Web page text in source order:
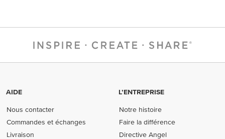
AIDE
Nous contacter
Commandes et échanges
Livraison
L’ENTREPRISE
Notre histoire
Faire la différence
Directive Angel